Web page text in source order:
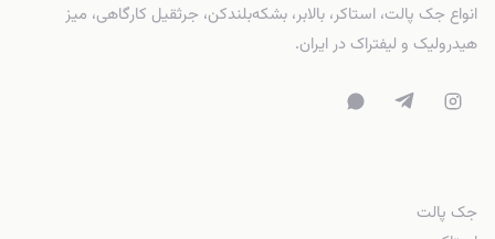
انواع جک پالت، استاکر، بالابر، بشکه‌بلندکن، جرثقیل کارگاهی، میز
هیدرولیک و لیفتراک در ایران.
جک پالت